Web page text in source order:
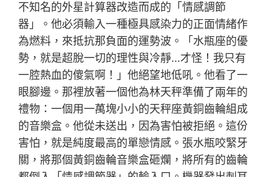
不知名的外星計算器改造而成的「情感調節
器」。他必須輸入一種極具感染力的正面情緒作
為燃料，來抵抗那負面的運勢波。「水瓶座的優
勢，就是超脫一切的理性與冷靜…才怪！我只有
一腔熱血的傻氣啊！」他絕望地低吼。他看了一
眼腳邊。那裡放著一個他為林天秤準備了兩年的
禮物：一個用一萬塊小小的天秤座黃銅齒輪組成
的音樂盒。他從未送出，因為害怕被拒絕。這份
害怕，就是純度最高的單戀情感。張水瓶咬緊牙
關，將那個黃銅齒輪音樂盒砸爛，將所有的齒輪